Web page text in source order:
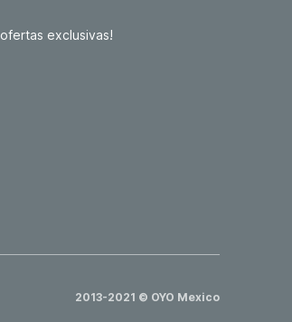
exclusivas!
2013-2021 © OYO Mexico